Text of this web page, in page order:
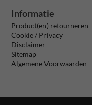
Informatie
Product(en) retourneren
Cookie / Privacy
Disclaimer
Sitemap
Algemene Voorwaarden